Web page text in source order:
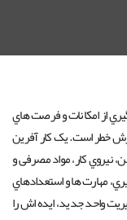
گیري از امکانات و فرصت هاي
خطر است. یک کار آفرین
نیروي کار، مواد مصرفی و
مهارت ها و استعدادهاي
واحد جدید، ایده اش را